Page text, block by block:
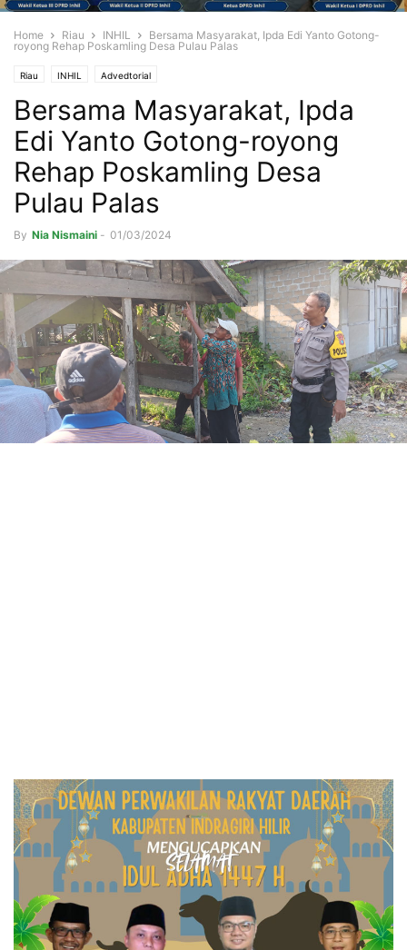
Home Riau INHIL
Bersama Masyarakat, Ipda Edi Yanto Gotong-
royong Rehap Poskamling Desa Pulau Palas
Riau INHIL Advedtorial
Bersama Masyarakat, Ipda
Edi Yanto Gotong-royong
Rehap Poskamling Desa
Pulau Palas
By Nia Nismaini - 01/03/2024